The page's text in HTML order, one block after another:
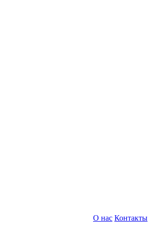
О нас Контакты